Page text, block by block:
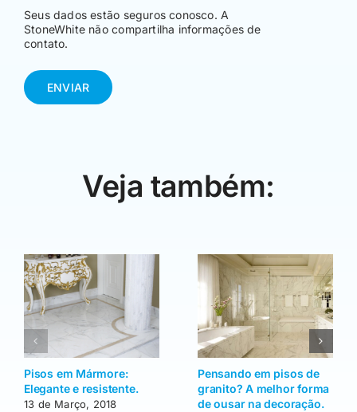
Seus dados estão seguros conosco. A
StoneWhite não compartilha informações de
contato.
ENVIAR
Veja também:
Pisos em Mármore:
Elegante e resistente.
13 de Março, 2018
Pensando em pisos de
granito? A melhor forma
de ousar na decoração.